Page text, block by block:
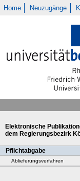
Home Neuzugänge
Elektronische
dem Regierungsbezirk
Pflichtabgabe
Ablieferungsverfahren